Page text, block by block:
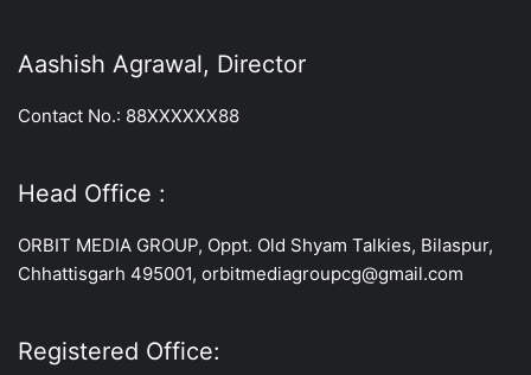
Aashish Agrawal, Director
Contact No.: 88XXXXXX88
Head Office :
ORBIT MEDIA GROUP, Oppt. Old Shyam Talkies, Bilaspur,
Chhattisgarh 495001, orbitmediagroupcg@gmail.com
Registered Office: